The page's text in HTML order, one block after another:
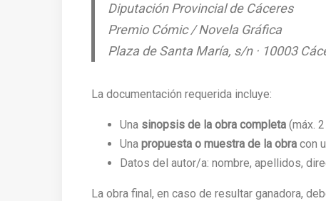
Diputación Provincial de Cáceres
Premio Cómic / Novela Gráfica
Plaza de Santa María, s/n · 10003
La documentación requerida incluye:
Una sinopsis de la obra completa (máx.
Una propuesta o muestra de la obra con
Datos del autor/a: nombre, apellidos,
La obra final, en caso de resultar ganadora,